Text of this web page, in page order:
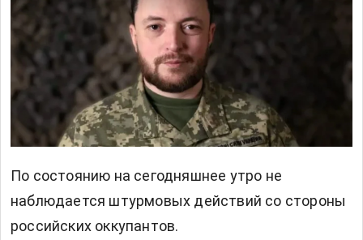
По состоянию на сегодняшнее утро не
наблюдается штурмовых действий со стороны
российских оккупантов.